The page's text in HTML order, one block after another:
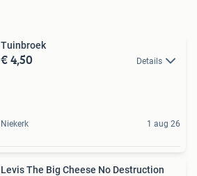
Tuinbroek
€ 4,50 Details
Niekerk 1 aug 26
Levis The Big Cheese No Destruction